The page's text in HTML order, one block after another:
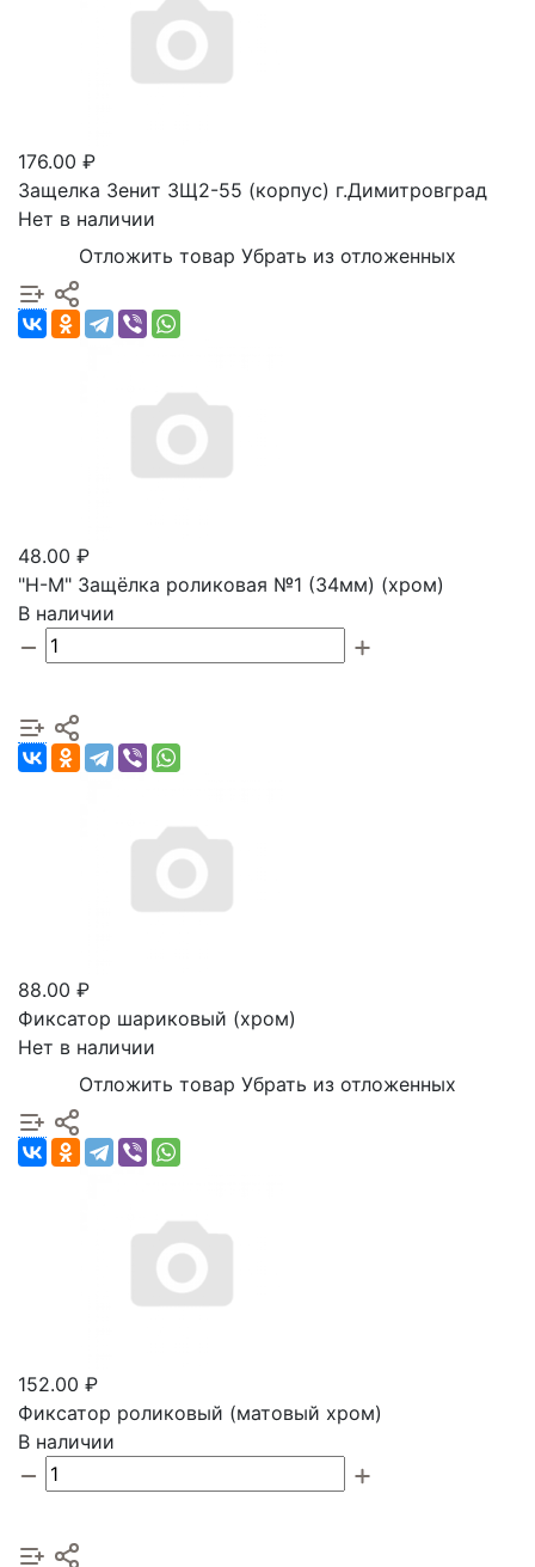
176.00 ₽
Защелка Зенит ЗЩ2-55 (корпус) г.Димитровград
Нет в наличии
Отложить товар Убрать из отложенных
48.00 ₽
"Н-М" Защёлка роликовая №1 (34мм) (хром)
В наличии
88.00 ₽
Фиксатор шариковый (хром)
Нет в наличии
Отложить товар Убрать из отложенных
152.00 ₽
Фиксатор роликовый (матовый хром)
В наличии